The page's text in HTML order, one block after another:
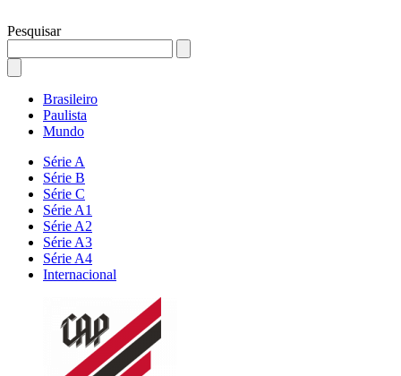
Pesquisar
Brasileiro
Paulista
Mundo
Série A
Série B
Série C
Série A1
Série A2
Série A3
Série A4
Internacional